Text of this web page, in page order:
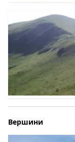
Вершини